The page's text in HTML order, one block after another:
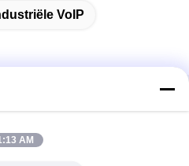
VoIP
AM